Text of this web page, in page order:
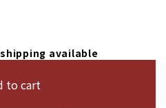
available
to cart